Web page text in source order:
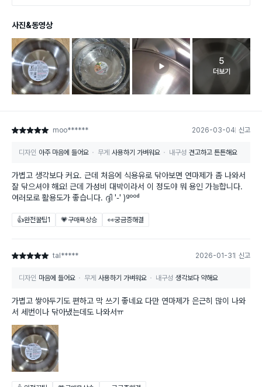
사진&동영상
고객 리뷰
5
더보기
별점 5점 moo****** 2026-03-04 신고
디자인 아주 마음에 들어요 무게 사용하기 가벼워요 내구성 견고하고 튼튼해요
가볍고 생각보다 커요. 근데 처음에 식용유로 닦아보면 연마제가 좀 나와서
잘 닦으셔야 해요! 근데 가성비 대박이라서 이 정도야 뭐 용인 가능합니다.
여러모로 활용도가 좋습니다. ദ്ദി '֊' )ᵍᵒᵒᵈ
👍완전꿀팁1 💗구매욕상승 👀궁금증해결
별점 5점 tal***** 2026-01-31 신고
디자인 마음에 들어요 무게 사용하기 가벼워요 내구성 생각보다 약해요
가볍고 쌓아두기도 편하고 막 쓰기 좋네요 다만 연마제가 은근히 많이 나와
서 세번이나 닦아냈는데도 나와서ㅠ